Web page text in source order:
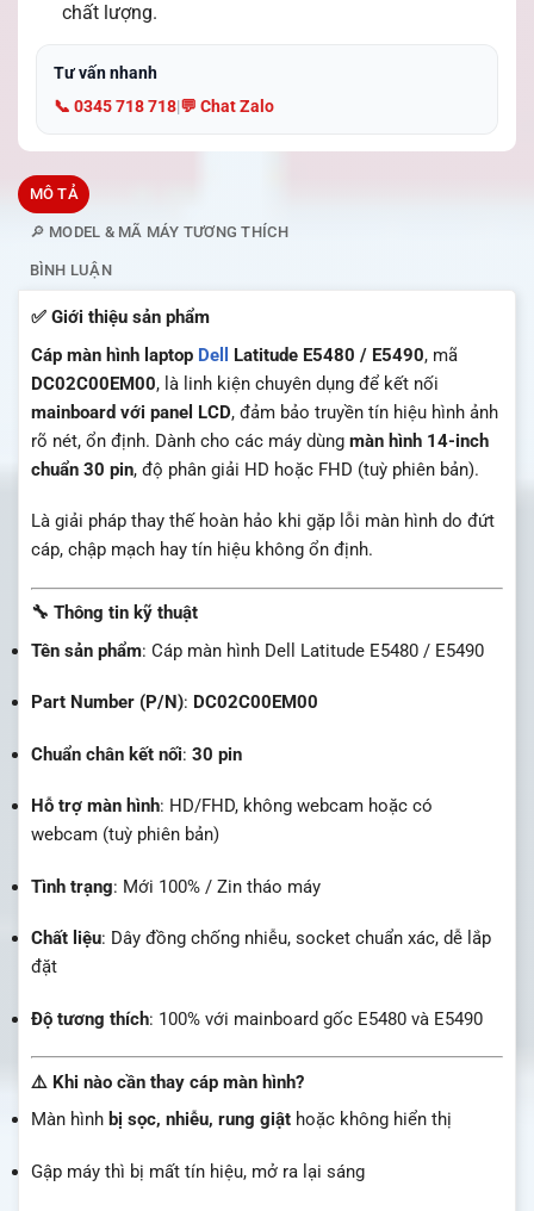
chất lượng.
Tư vấn nhanh
📞 0345 718 718|💬 Chat Zalo
MÔ TẢ
🔎 MODEL & MÃ MÁY TƯƠNG THÍCH
BÌNH LUẬN
✅ Giới thiệu sản phẩm
Cáp màn hình laptop Dell Latitude E5480 / E5490, mã
DC02C00EM00, là linh kiện chuyên dụng để kết nối
mainboard với panel LCD, đảm bảo truyền tín hiệu hình ảnh
rõ nét, ổn định. Dành cho các máy dùng màn hình 14-inch
chuẩn 30 pin, độ phân giải HD hoặc FHD (tuỳ phiên bản).
Là giải pháp thay thế hoàn hảo khi gặp lỗi màn hình do đứt
cáp, chập mạch hay tín hiệu không ổn định.
🔧 Thông tin kỹ thuật
Tên sản phẩm: Cáp màn hình Dell Latitude E5480 / E5490
Part Number (P/N): DC02C00EM00
Chuẩn chân kết nối: 30 pin
Hỗ trợ màn hình: HD/FHD, không webcam hoặc có
webcam (tuỳ phiên bản)
Tình trạng: Mới 100% / Zin tháo máy
Chất liệu: Dây đồng chống nhiễu, socket chuẩn xác, dễ lắp
đặt
Độ tương thích: 100% với mainboard gốc E5480 và E5490
⚠️ Khi nào cần thay cáp màn hình?
Màn hình bị sọc, nhiễu, rung giật hoặc không hiển thị
Gập máy thì bị mất tín hiệu, mở ra lại sáng